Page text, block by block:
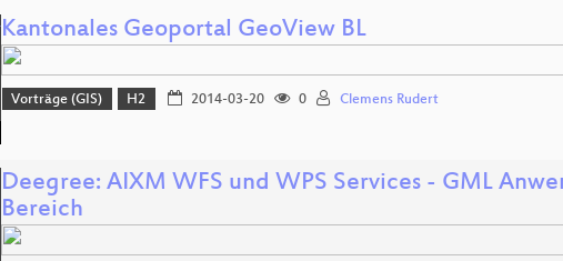
Kantonales Geoportal GeoView BL
Vorträge (GIS) H2 2014-03-20 0 Clemens Rudert
Deegree: AIXM WFS und WPS Services - GML
Bereich